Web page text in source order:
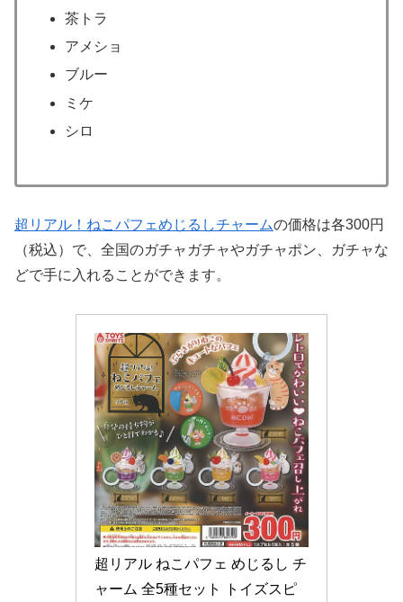
茶トラ
アメショ
ブルー
ミケ
シロ
超リアル！ねこパフェめじるしチャームの価格は各300円
（税込）で、全国のガチャガチャやガチャポン、ガチャな
どで手に入れることができます。
超リアル ねこパフェ めじるし チ
ャーム 全5種セット トイズスピ